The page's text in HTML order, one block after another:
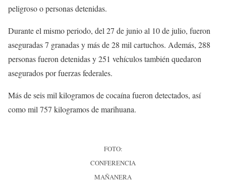
peligroso o personas detenidas.
Durante el mismo periodo, del 27 de junio al 10 de julio, fueron
aseguradas 7 granadas y más de 28 mil cartuchos. Además, 288
personas fueron detenidas y 251 vehículos también quedaron
asegurados por fuerzas federales.
Más de seis mil kilogramos de cocaína fueron detectados, así
como mil 757 kilogramos de marihuana.
FOTO:
CONFERENCIA
MAÑANERA